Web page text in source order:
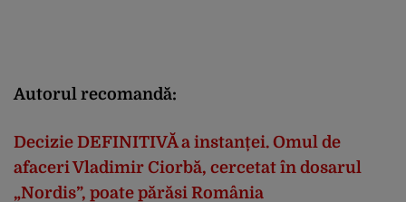
Autorul recomandă:
Decizie DEFINITIVĂ a instanței. Omul de
afaceriVladimir Ciorbă, cercetat în dosarul
„Nordis”, poate părăsi România